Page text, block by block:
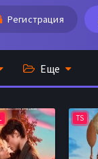
Регистрация
Еще
TS